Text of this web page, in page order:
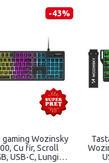
Tastatura gaming wireless
XTRIKE ME GK-994W, USB-C,
RGB, Negru